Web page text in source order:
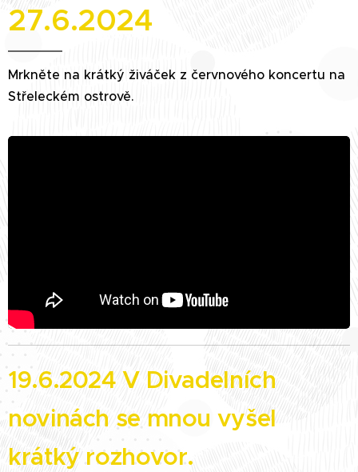
27.6.2024
Mrkněte na krátký živáček z červnového koncertu na
Střeleckém ostrově.
19.6.2024 V Divadelních
novinách se mnou vyšel
krátký rozhovor.